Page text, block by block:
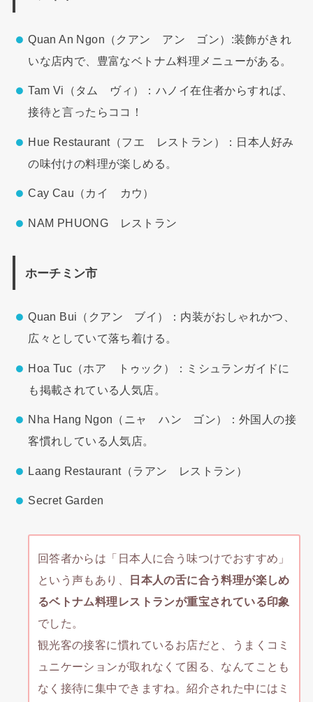
Quan An Ngon（クアン アン ゴン）:装飾がきれ
いな店内で、豊富なベトナム料理メニューがある。
Tam Vi（タム ヴィ）：ハノイ在住者からすれば、
接待と言ったらココ！
Hue Restaurant（フエ レストラン）：日本人好み
の味付けの料理が楽しめる。
Cay Cau（カイ カウ）
NAM PHUONG レストラン
ホーチミン市
Quan Bui（クアン ブイ）：内装がおしゃれかつ、
広々としていて落ち着ける。
Hoa Tuc（ホア トゥック）：ミシュランガイドに
も掲載されている人気店。
Nha Hang Ngon（ニャ ハン ゴン）：外国人の接
客慣れしている人気店。
Laang Restaurant（ラアン レストラン）
Secret Garden
回答者からは「日本人に合う味つけでおすすめ」
という声もあり、
日本人の舌に合う料理が楽しめ
るベトナム料理レストランが重宝されている印象
でした。
観光客の接客に慣れているお店だと、うまくコミ
ュニケーションが取れなくて困る、なんてことも
なく接待に集中できますね。紹介された中にはミ